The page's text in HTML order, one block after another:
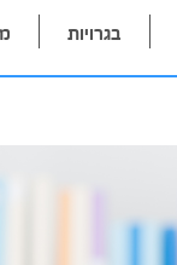
בגרויות